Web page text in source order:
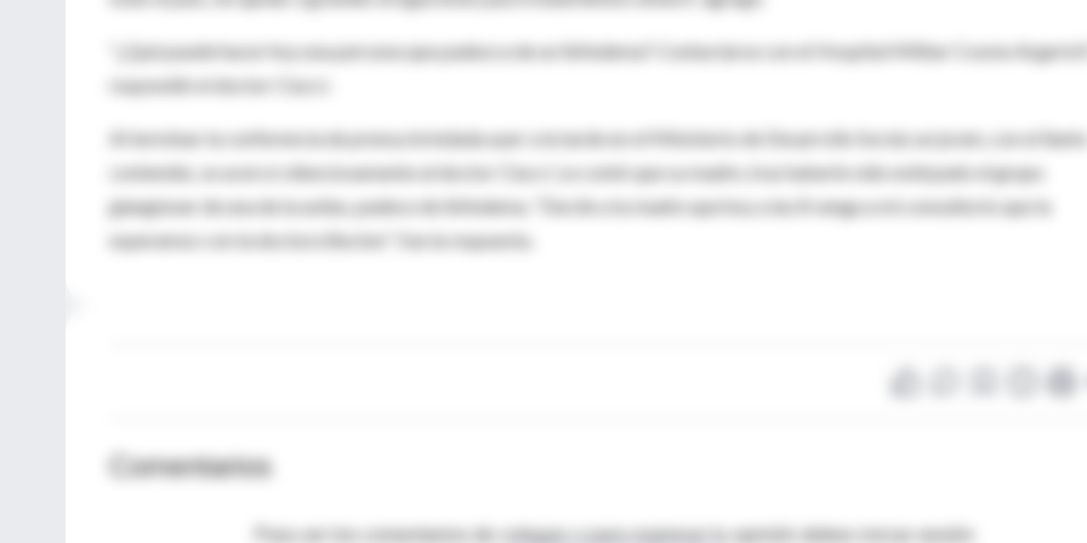
"¿Qué puede hacer hoy una persona que padezca de un linfedema? Contactarse con el Hospital Militar Cosme
respondió el doctor Ciucci.
Al terminar la conferencia de prensa brindada ayer a la tarde en el Ministerio de Desarrollo Social, un joven, con el
contenido, se acercó silenciosamente al doctor Ciucci. Le contó que su madre, tras haberle sido extirpado el grupo
glangionar de una de la axilas, padece de linfedema. "Decíle a tu madre que hoy a las 8 venga a mi consultorio que la
esperamos con la doctora Becker", fue la respuesta.
Comentarios
Para ver los comentarios de colegas o para expresar tu opinión debes iniciar sesión